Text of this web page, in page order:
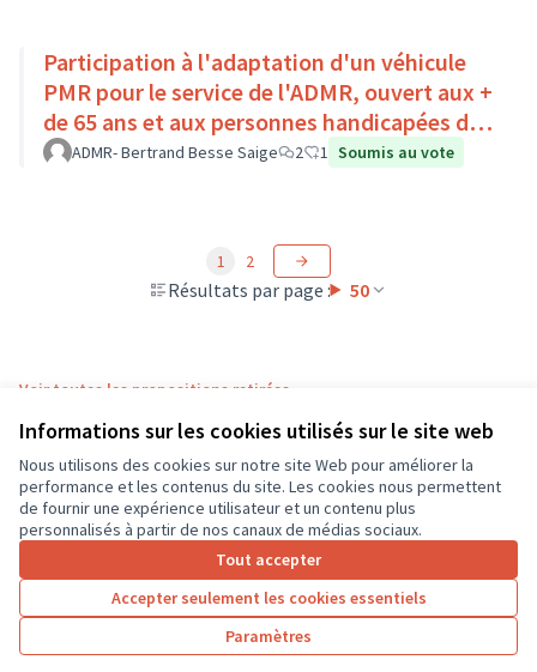
Informations sur les cookies utilisés sur le site web
Nous utilisons des cookies sur notre site Web pour améliorer la
performance et les contenus du site. Les cookies nous permettent
de fournir une expérience utilisateur et un contenu plus
personnalisés à partir de nos canaux de médias sociaux.
Tout accepter
Accepter seulement les cookies essentiels
Paramètres
Participation à l'adaptation d'un véhicule
PMR pour le service de l'ADMR, ouvert aux +
de 65 ans et aux personnes handicapées du
Pays Loire-Touraine.
ADMR- Bertrand Besse Saige 2 1 Soumis au vote
Résultats par page : 50
1 2
Voir toutes les propositions retirées
Conditions d'utilisation
Paramètres des cookies
CD37 sur X
(Lien externe)
CD37 sur Facebook
CD37 sur Instagram
CD37 sur YouTube
(Lien externe)
Site réalisé grâce aulogiciel libre Decidim .
Licence
(Lien